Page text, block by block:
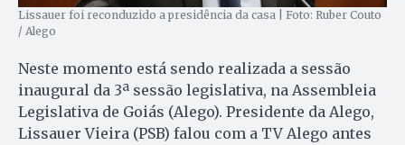
Lissauer foi reconduzido a presidência da casa | Foto: Ruber Couto
/ Alego
Neste momento está sendo realizada a sessão
inaugural da 3ª sessão legislativa, na Assembleia
Legislativa de Goiás (Alego). Presidente da Alego,
Lissauer Vieira (PSB) falou com a TV Alego antes